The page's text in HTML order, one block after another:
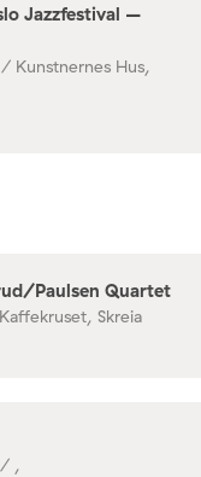
Jazzfestival –
Kunstnernes Hus,
Paulsen Quartet
Skreia
/ ,